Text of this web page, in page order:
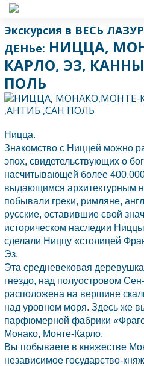
Экскурсия в ВЕСЬ
ДЕНЬе: НИЦЦА,
КАРЛО, ЭЗ,
ПОЛЬ
Ницца.
Знакомство с Ниццей можно
эпох, свидетельствующих о
насчитывающей более 400.000
выдающимся архитектурным
побывали греки, римляне,
русские, оставившие свой
историческом наследии
сделали Ниццу «столицей
Эз.
Эта средневековая
гнездо, над полуостровом
расположена на вершине
над уровнем моря. Здесь же
парфюмерной фабрики
Монако, Монте-Карло.
Вы побываете в княжестве
независимое государство-